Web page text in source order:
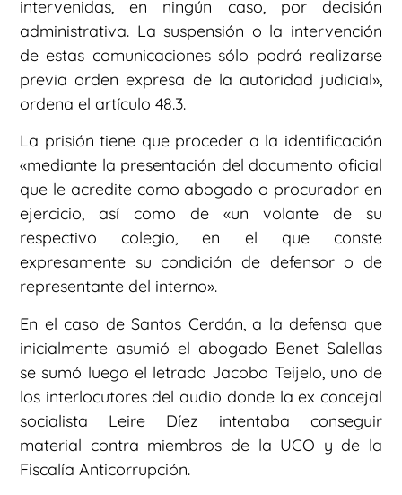
intervenidas, en ningún caso, por decisión
administrativa. La suspensión o la intervención
de estas comunicaciones sólo podrá realizarse
previa orden expresa de la autoridad judicial»,
ordena el artículo 48.3.
La prisión tiene que proceder a la identificación
«mediante la presentación del documento oficial
que le acredite como abogado o procurador en
ejercicio, así como de «un volante de su
respectivo colegio, en el que conste
expresamente su condición de defensor o de
representante del interno».
En el caso de Santos Cerdán, a la defensa que
inicialmente asumió el abogado Benet Salellas
se sumó luego el letrado Jacobo Teijelo, uno de
los interlocutores del audio donde la ex concejal
socialista Leire Díez intentaba conseguir
material contra miembros de la UCO y de la
Fiscalía Anticorrupción.